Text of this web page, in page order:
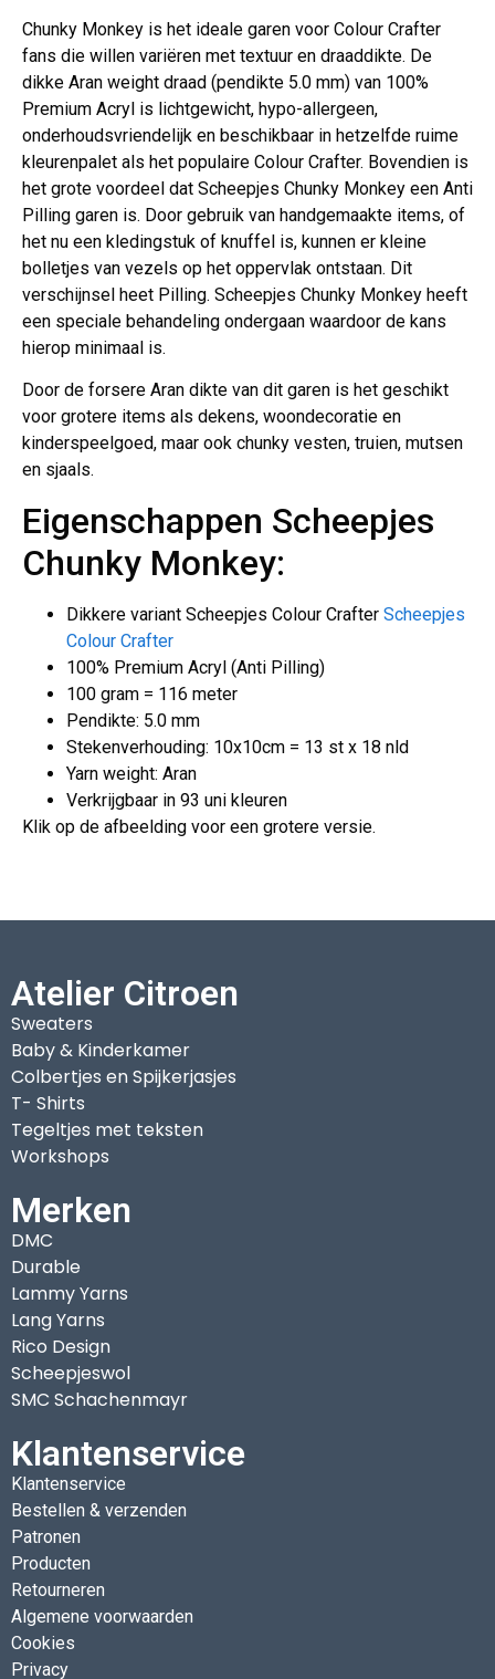
Chunky Monkey is het ideale garen voor Colour Crafter
fans die willen variëren met textuur en draaddikte. De
dikke Aran weight draad (pendikte 5.0 mm) van 100%
Premium Acryl is lichtgewicht, hypo-allergeen,
onderhoudsvriendelijk en beschikbaar in hetzelfde ruime
kleurenpalet als het populaire Colour Crafter. Bovendien is
het grote voordeel dat Scheepjes Chunky Monkey een Anti
Pilling garen is. Door gebruik van handgemaakte items, of
het nu een kledingstuk of knuffel is, kunnen er kleine
bolletjes van vezels op het oppervlak ontstaan. Dit
verschijnsel heet Pilling. Scheepjes Chunky Monkey heeft
een speciale behandeling ondergaan waardoor de kans
hierop minimaal is.
Door de forsere Aran dikte van dit garen is het geschikt
voor grotere items als dekens, woondecoratie en
kinderspeelgoed, maar ook chunky vesten, truien, mutsen
en sjaals.
Eigenschappen Scheepjes
Chunky Monkey:
Dikkere variant Scheepjes Colour Crafter Scheepjes
Colour Crafter
100% Premium Acryl (Anti Pilling)
100 gram = 116 meter
Pendikte: 5.0 mm
Stekenverhouding: 10x10cm = 13 st x 18 nld
Yarn weight: Aran
Verkrijgbaar in 93 uni kleuren
Klik op de afbeelding voor een grotere versie.
Atelier Citroen
Sweaters
Baby & Kinderkamer
Colbertjes en Spijkerjasjes
T- Shirts
Tegeltjes met teksten
Workshops
Merken
DMC
Durable
Lammy Yarns
Lang Yarns
Rico Design
Scheepjeswol
SMC Schachenmayr
Klantenservice
Klantenservice
Bestellen & verzenden
Patronen
Producten
Retourneren
Algemene voorwaarden
Cookies
Privacy